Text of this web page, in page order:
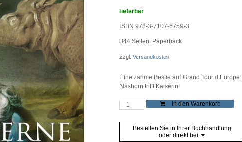
lieferbar
ISBN 978-3-7107-6759-3
344Seiten, Paperback
zzgl. Versandkosten
Eine zahme Bestie auf Grand Tour d’Europe:
Nashorn trifft Kaiserin!
Die
silberne
Menge
In den Warenkorb
Bestellen Sie in Ihrer Buchhandlung
oder direkt bei: